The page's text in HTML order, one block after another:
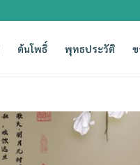
ต้นโพธิ์ พุทธประวัติ